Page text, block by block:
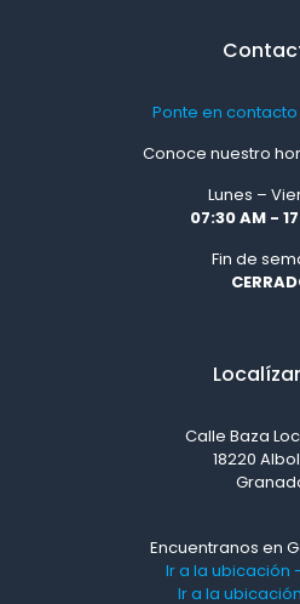
Ponte en
Conoce nuestro
Lunes –
07:30 AM -
Fin de
Calle Baza
18220
Encuentranos en
Ir a la ubicación
Ir a la